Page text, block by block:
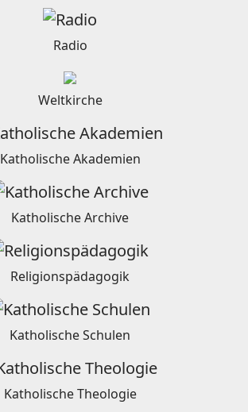
Radio
Weltkirche
Katholische Akademien
Katholische Archive
Religionspädagogik
Katholische Schulen
Katholische Theologie